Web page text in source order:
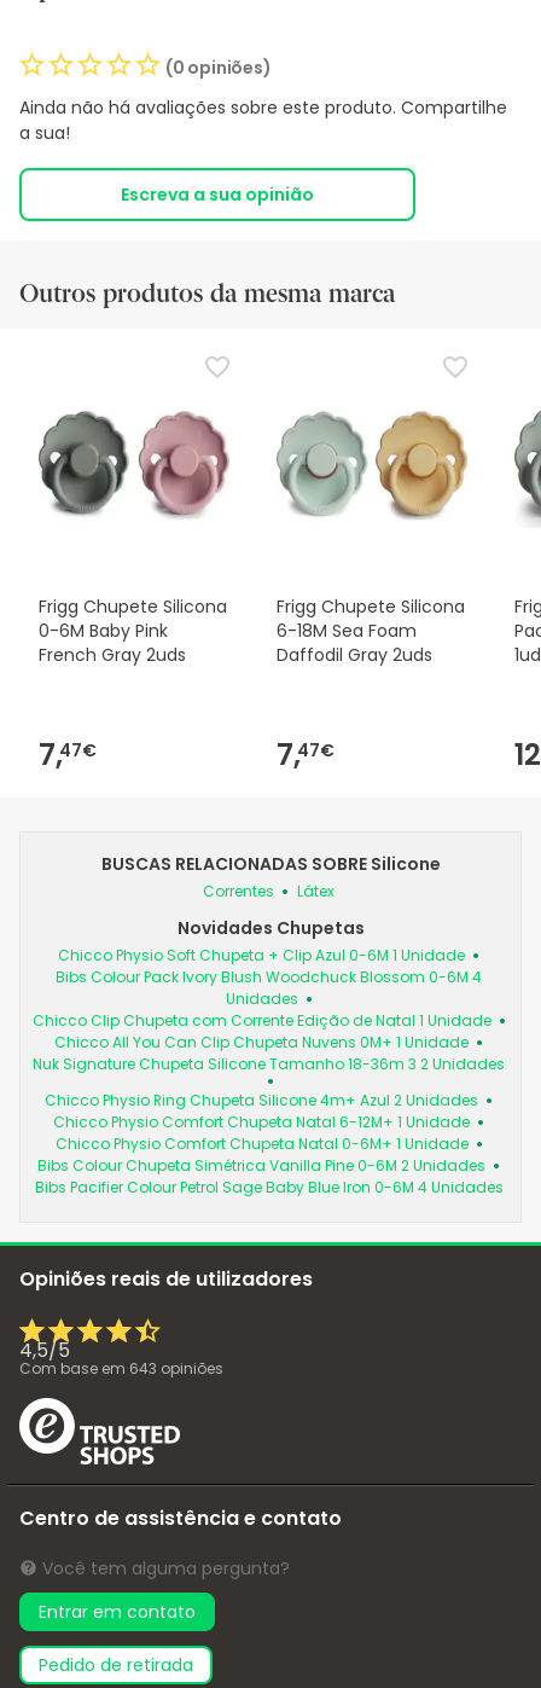
(0 opiniões)
Ainda não há avaliações sobre este produto. Compartilhe
a sua!
Escreva a sua opinião
Outros produtos da mesma marca
Frigg Chupete Silicona
0-6M Baby Pink
French Gray 2uds
7,47€
Frigg Chupete Silicona
6-18M Sea Foam
Daffodil Gray 2uds
7,47€
1ud
BUSCAS RELACIONADAS SOBRE Silicone
Correntes Látex
Novidades Chupetas
Chicco Physio Soft Chupeta + Clip Azul 0-6M 1 Unidade
Bibs Colour Pack Ivory Blush Woodchuck Blossom 0-6M 4
Unidades
Chicco Clip Chupeta com Corrente Edição de Natal 1 Unidade
Chicco All You Can Clip Chupeta Nuvens 0M+ 1 Unidade
Nuk Signature Chupeta Silicone Tamanho 18-36m 3 2 Unidades
Chicco Physio Ring Chupeta Silicone 4m+ Azul 2 Unidades
Chicco Physio Comfort Chupeta Natal 6-12M+ 1 Unidade
Chicco Physio Comfort Chupeta Natal 0-6M+ 1 Unidade
Bibs Colour Chupeta Simétrica Vanilla Pine 0-6M 2 Unidades
Bibs Pacifier Colour Petrol Sage Baby Blue Iron 0-6M 4 Unidades
Opiniões reais de utilizadores
4,5/5
Com base em 643 opiniões
Centro de assistência e contato
Você tem alguma pergunta?
Entrar em contato
pedido de retirada